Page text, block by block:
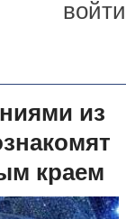
войти
из
краем